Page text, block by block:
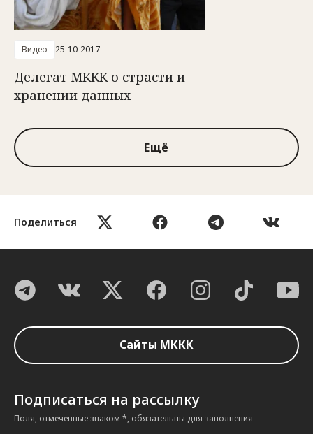
Поделиться
Видео 25-10-2017
Делегат МККК о страсти и
хранении данных
Ещё
Сайты МККК
Подписаться на рассылку
Поля, отмеченные знаком *, обязательны для заполнения